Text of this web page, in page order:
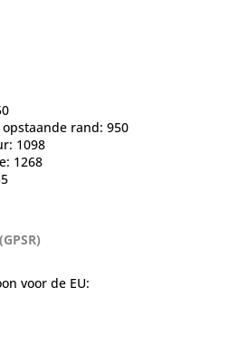
rand: 950
1098
1268
voor de EU: